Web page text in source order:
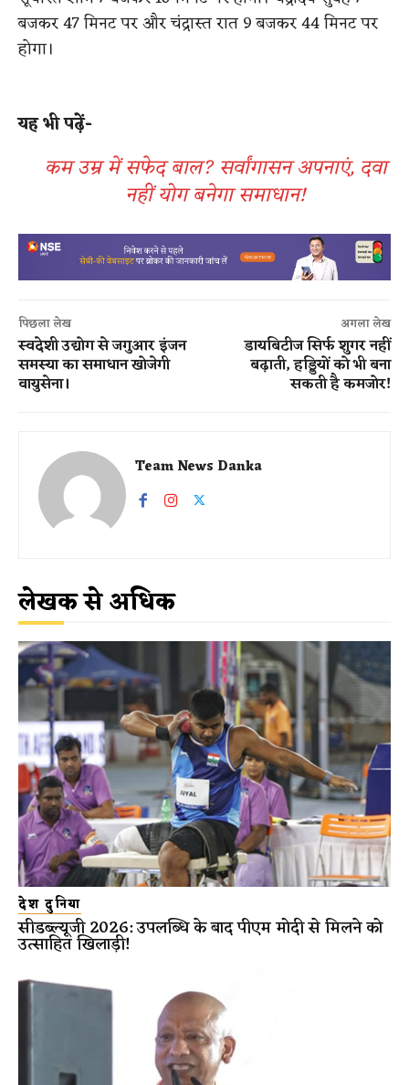
बजकर 47 मिनट पर और चंद्रास्त रात 9 बजकर 44 मिनट पर
होगा।
यह भी पढ़ें-
कम उम्र में सफेद बाल? सर्वांगासन अपनाएं, दवा
नहीं योग बनेगा समाधान!
पिछला लेख
स्वदेशी उद्योग से जगुआर इंजन
समस्या का समाधान खोजेगी
वायुसेना।
अगला लेख
डायबिटीज सिर्फ शुगर नहीं
बढ़ाती, हड्डियों को भी बना
सकती है कमजोर!
Team News Danka
लेखक से अधिक
देश दुनिया
सीडब्ल्यूजी 2026: उपलब्धि के बाद पीएम मोदी से मिलने को
उत्साहित खिलाड़ी!